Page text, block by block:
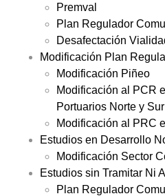
Premval
Plan Regulador
Desafectación
Modificación Plan
Modificación Piñeo
Modificación al PCR
Portuarios Norte y Sur
Modificación al PRC
Estudios en Desarrollo
Modificación Sector
Estudios sin Tramitar Ni
Plan Regulador